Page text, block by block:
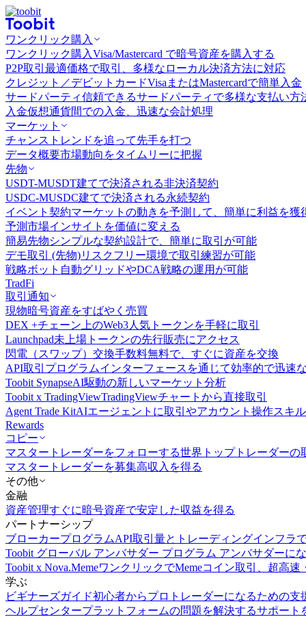
ワンクリック購入
ワンクリック購入Visa/Mastercard で暗号資産を購入する
P2P取引 最適価格で取引、多様なローカル決済方法に対応
クレジット／デビットカードVisaまたはMastercardで簡単入金
サードパーティ信頼できるサードパーティで多様な支払い方
入金仮想通貨間での入金、迅速な会計処理
マーケット
チャンス トレンドを追って先手を打つ
データ概要市場動向をタイムリーに把握
先物
USDT-MUSDT建てで決済される非決済契約
USDC-MUSDC建てで決済される永続契約
イベント契約マーケットの動きを予測して、簡単に利益を獲
予測市場インサイトを価値に変える
簡易先物シンプルな契約設計で、簡単に取引が可能
デモ取引 (先物)リスクフリー環境で取引練習が可能
戦略ボット 自動グリッドやDCA戦略の運用が可能
TradFi
取引通知
現物暗号資産をすばやく売買
DEX +チェーン上のWeb3人気トークンを手軽に取引
Launchpad未上場トークンの先行販売にアクセス
閃電（スワップ）交換手数料無料で、すぐに資産を交換
API取引 プログラムインターフェースを通じて効率的で迅速
Toobit SynapseAI駆動の新しいマーケット分析
Toobit x TradingViewTradingViewチャートから直接取引
Agent Trade KitAIエージェントに取引やアカウント操作スキ
Rewards
コピー
マスタートレーダーをフォローする世界トップトレーダーの
マスタートレーダーを募集高収入を得る
その他
金融
資産管理すぐに暗号資産で安定した収益を得る
パートナーシップ
ブローカープログラムAPI取引量とトレーディングインフラ
Toobit グローバル アンバサダー プログラム アンバサダーに
Toobit x Nova.MemeワンクリックでMemeコイン取引、超高
学ぶ
ビギナーズガイド初心者からプロトレーダーになるための支
ヘルプセンタープラットフォームの問題を解決するサポート